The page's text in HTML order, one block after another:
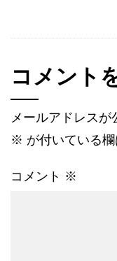
コメント
メールアドレスが
※ が付いている
コメント ※